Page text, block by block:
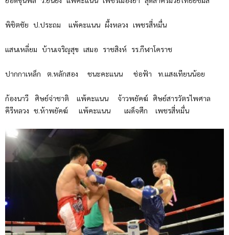
พิชิตชัย ป.ประถม แพ้คะแนน ผึ้งหลวง เพชรสี่หมื่น
แสนเหลี่ยม บ้านเจริญสุข เสมอ ราชสิงห์ รร.กีฬาโคราช
ปากกาเหล็ก ต.หลักสอง ชนะคะแนน ช่อฟ้า ท.แสงเทียนน้อย
ก้องนาวี ศิษย์จ่าชาติ แพ้คะแนน จ้าวพยัคฆ์ ศิษย์สารวัตรไพศาล
คีรีหลวง ช.ห้าพยัคฆ์ แพ้คะแนน เผด็จศึก เพชรสี่หมื่น